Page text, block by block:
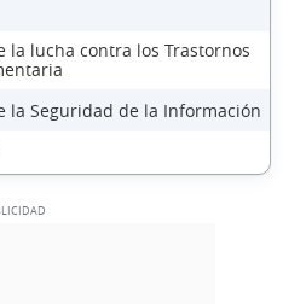
la lucha contra los Trastornos
la Seguridad de la Información